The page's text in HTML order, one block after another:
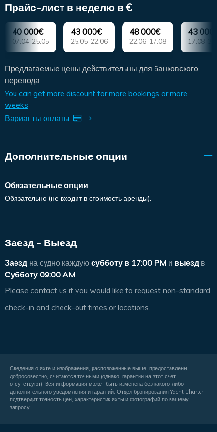
Прайс-лист в неделю в €
40 000€
07.04-25.05
43 000€
25.05-22.06
48 000€
22.06-17.08
43
17.08-
Предлагаемые цены действительны для банковского
перевода
You can get more discount for more bookings or more
weeks
Варианты оплаты
Дополнительные опции
Обязательные опции
Обязательно (не входит в стоимость аренды).
Заезд - Выезд
Заезд на судно каждую субботу в 17:00 PM и выезд в
Субботу 09:00 AM
Please contact us if you would like to request non-standard
check-in and check-out times or locations.
Сведения о яхте и изображения, расположенные выше, предоставлены
добросовестно, считаются точными (однако, гарантии на этот счет
отсутствуют). Вся информация может быть изменена без какого-либо
дополнительного уведомления и гарантий. Отдел бронирования Yacht Charter
подтвердит точность цен, характеристик яхты и фотографий по вашему
запросу.